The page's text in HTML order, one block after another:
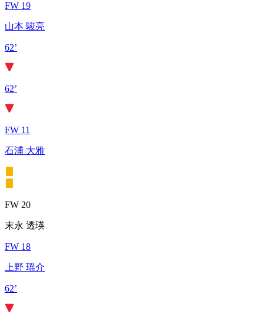
FW 19
山本 駿亮
62’
62’
FW 11
石浦 大雅
FW 20
末永 透瑛
FW 18
上野 瑶介
62’